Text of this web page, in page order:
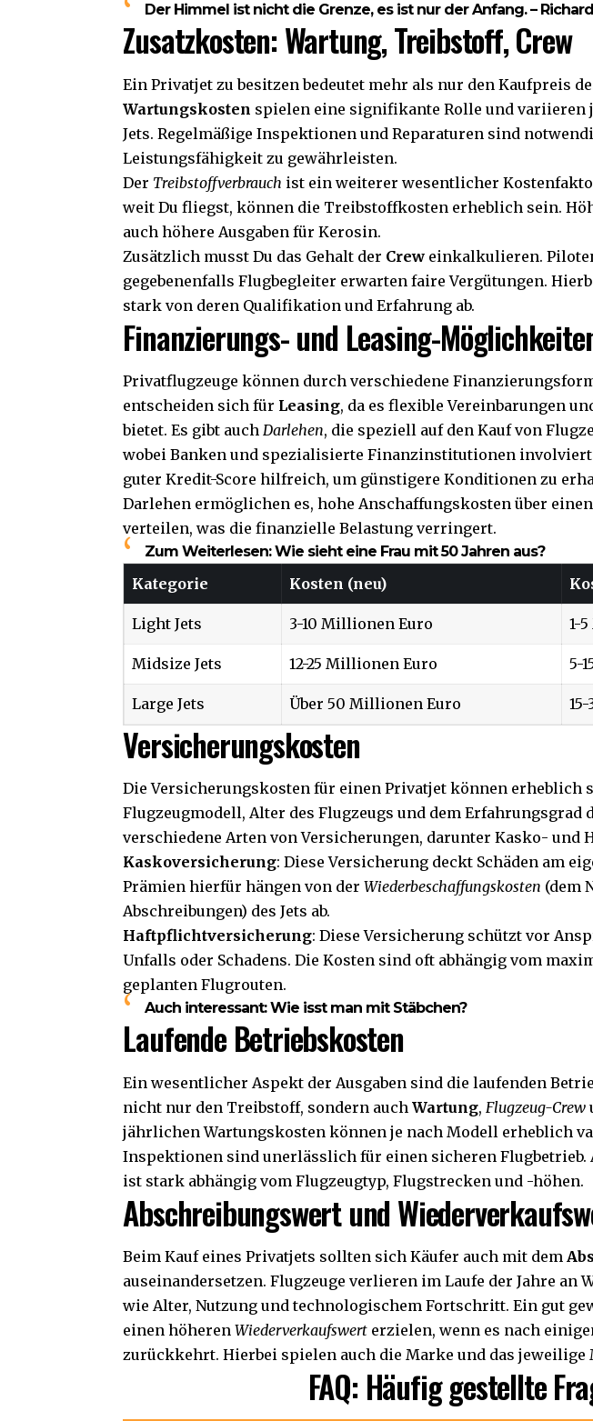
Der Himmel ist nicht die Grenze, es ist nur der Anfang. –
Zusatzkosten: Wartung, Treibstoff, Crew
Ein Privatjet zu besitzen bedeutet mehr als nur den Kaufpreis
Wartungskosten spielen eine signifikante Rolle und variieren
Jets. Regelmäßige Inspektionen und Reparaturen sind
Leistungsfähigkeit zu gewährleisten.
Der Treibstoffverbrauch ist ein weiterer wesentlicher
weit Du fliegst, können die Treibstoffkosten erheblich sein.
auch höhere Ausgaben für Kerosin.
Zusätzlich musst Du das Gehalt der Crew einkalkulieren.
gegebenenfalls Flugbegleiter erwarten faire Vergütungen.
stark von deren Qualifikation und Erfahrung ab.
Finanzierungs- und Leasing-
Privatflugzeuge können durch verschiedene
entscheiden sich für Leasing, da es flexible Vereinbarungen
bietet. Es gibt auchDarlehen, die speziell auf den Kauf von
wobei Banken und spezialisierte Finanzinstitutionen
guter Kredit-Score hilfreich, um günstigere Konditionen zu
Darlehen ermöglichen es, hohe Anschaffungskosten über
verteilen, was die finanzielle Belastung verringert.
Zum Weiterlesen:Wie sieht eine Frau mit 50 Jahren aus?
Kategorie Kosten (neu)
Light Jets 3-10 Millionen Euro 1-
Midsize Jets 12-25 Millionen Euro 5-
Large Jets Über 50 Millionen Euro
Versicherungskosten
Die Versicherungskosten für einen Privatjet können erheblich
Flugzeugmodell, Alter des Flugzeugs und dem Erfahrungsgrad
verschiedene Arten von Versicherungen, darunter Kasko- und
Kaskoversicherung: Diese Versicherung deckt Schäden am
Prämien hierfür hängen von derWiederbeschaffungskosten (dem
Abschreibungen) des Jets ab.
Haftpflichtversicherung: Diese Versicherung schützt vor
Unfalls oder Schadens. Die Kosten sind oft abhängig vom
geplanten Flugrouten.
Auch interessant:Wie isst man mit Stäbchen?
Laufende Betriebskosten
Ein wesentlicher Aspekt der Ausgaben sind die laufenden
nicht nur den Treibstoff, sondern auchWartung, Flugzeug-Crew
jährlichen Wartungskosten können je nach Modell erheblich
Inspektionen sind unerlässlich für einen sicheren Flugbetrieb.
ist stark abhängig vom Flugzeugtyp, Flugstrecken und -höhen.
Abschreibungswert und
Beim Kauf eines Privatjets sollten sich Käufer auch mit dem
auseinandersetzen. Flugzeuge verlieren im Laufe der Jahre an
wie Alter, Nutzung und technologischem Fortschritt. Ein gut
einen höherenWiederverkaufswert erzielen, wenn es nach
zurückkehrt. Hierbei spielen auch die Marke und das jeweilige
FAQ: Häufig gestellte